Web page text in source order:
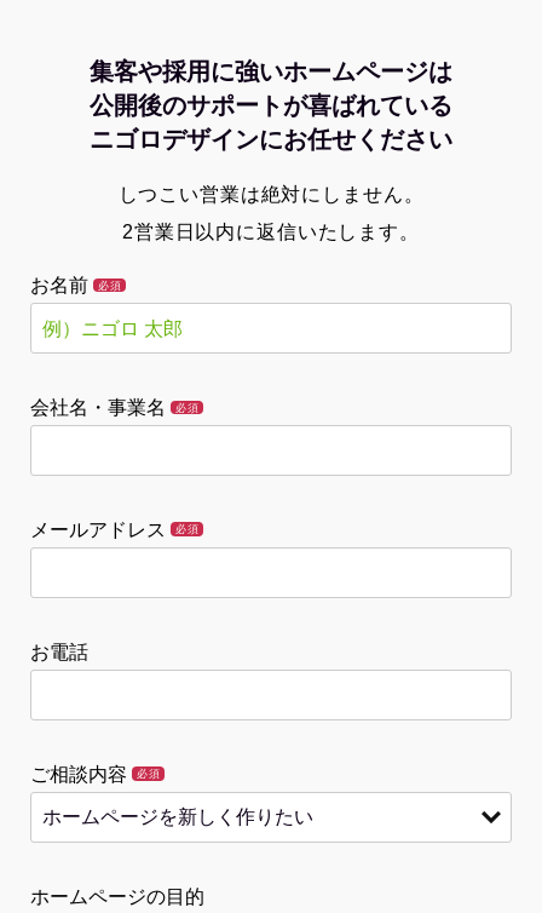
集客や採用に強いホームページは
公開後のサポートが喜ばれている
ニゴロデザインにお任せください
しつこい営業は絶対にしません。
2営業日以内に返信いたします。
お名前 必須
会社名・事業名 必須
メールアドレス 必須
お電話
ご相談内容 必須
ホームページの目的